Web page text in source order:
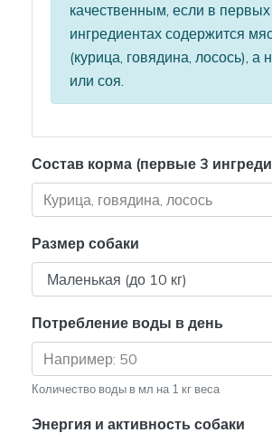
качественным, если в
ингредиентах содержится
(курица, говядина, лосось), а
или соя.
Состав корма (первые 3
Размер собаки
Потребление воды в день
Количество воды в мл на 1 кг веса
Энергия и активность собаки